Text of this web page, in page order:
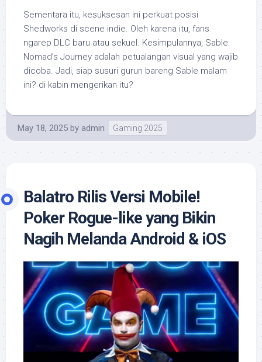
Sementara itu, kesuksesan ini perkuat posisi
Shedworks di scene indie. Oleh karena itu, fans
ngarep DLC baru atau sekuel. Kesimpulannya, Sable:
Nomad’s Journey adalah petualangan visual yang wajib
dicoba. Jadi, siap susuri gurun bareng Sable malam
ini? di kabin mengerikan itu?
May 18, 2025 by admin Gaming 2025
Balatro Rilis Versi Mobile!
Poker Rogue-like yang Bikin
Nagih Melanda Android & iOS